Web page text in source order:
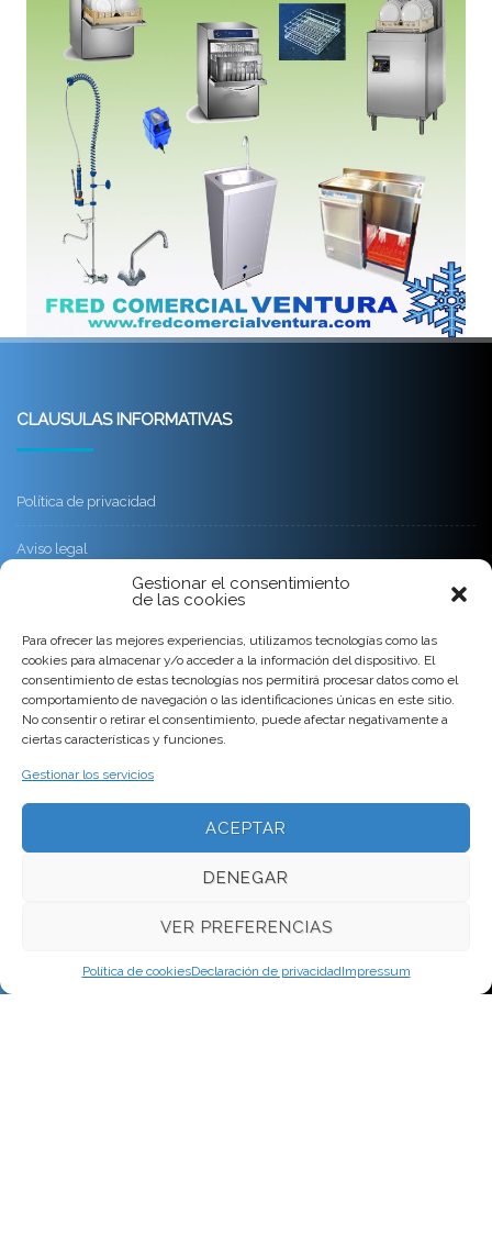
Gestionar el consentimiento
de las cookies
Para ofrecer las mejores experiencias, utilizamos tecnologías como las
cookies para almacenar y/o acceder a la información del dispositivo. El
consentimiento de estas tecnologías nos permitirá procesar datos como el
comportamiento de navegación o las identificaciones únicas en este sitio.
No consentir o retirar el consentimiento, puede afectar negativamente a
ciertas características y funciones.
Gestionar los servicios
ACEPTAR
DENEGAR
VER PREFERENCIAS
Política de cookiesDeclaración de privacidadImpressum
CLAUSULAS INFORMATIVAS
Política de privacidad
Aviso legal
Política de cookies
Condiciones Generales de venta y servicio
CONTACTO